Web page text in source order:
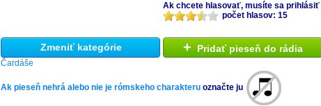
Ak chcete hlasovať, musíte sa prihlásiť
počet hlasov: 15
Zmeniť kategórie
Čardáše
+ Pridať pieseň do rádia
Ak pieseň nehrá alebo nie je rómskeho charakteru označte ju